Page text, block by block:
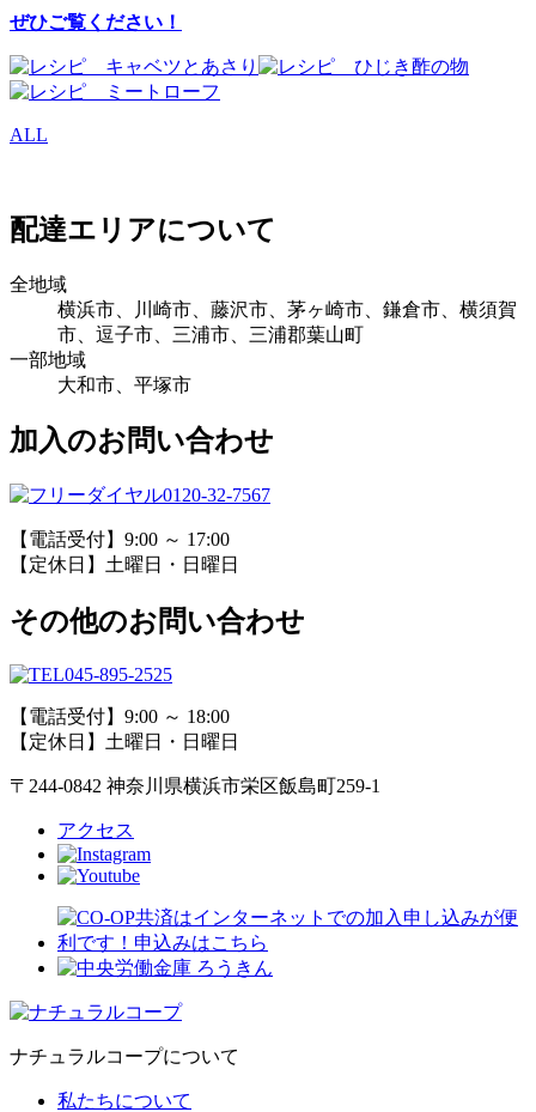
ぜひご覧ください！
ALL
配達エリアについて
全地域
横浜市、川崎市、藤沢市、茅ヶ崎市、鎌倉市、横須賀
市、逗子市、三浦市、三浦郡葉山町
一部地域
大和市、平塚市
加入のお問い合わせ
0120-32-7567
【電話受付】9:00 ～ 17:00
【定休日】土曜日・日曜日
その他のお問い合わせ
045-895-2525
【電話受付】9:00 ～ 18:00
【定休日】土曜日・日曜日
〒244-0842 神奈川県横浜市栄区飯島町259-1
アクセス
ナチュラルコープについて
私たちについて